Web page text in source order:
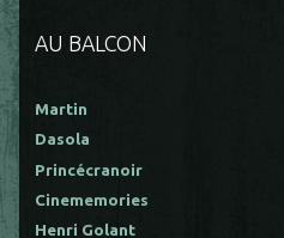
AU BALCON
Martin
Dasola
Princécranoir
Cinememories
Henri Golant